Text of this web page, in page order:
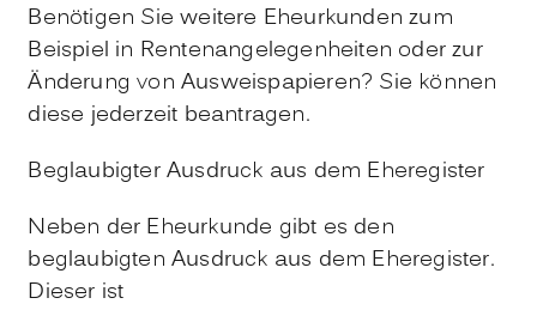
Benötigen Sieweitere Eheurkunden zum
Beispiel in Rentenangelegenheiten oder zur
Änderung von Ausweispapieren? Sie können
diese jederzeit beantragen.
Beglaubigter Ausdruck aus dem Eheregister
Neben der Eheurkunde gibt es den
beglaubigten Ausdruck aus dem Eheregister.
Dieser ist